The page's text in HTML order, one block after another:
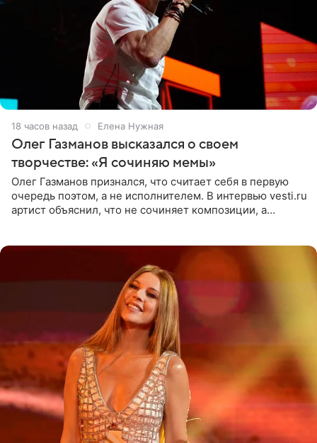
18 часов назад Елена Нужная
Олег Газманов высказался о своем
творчестве: «Я сочиняю мемы»
Олег Газманов признался, что считает себя в первую
очередь поэтом, а не исполнителем. В интервью vesti.ru
артист объяснил, что не сочиняет композиции, а